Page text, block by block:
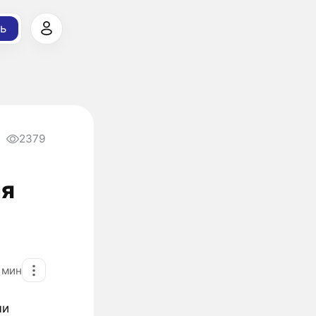
2379
мин